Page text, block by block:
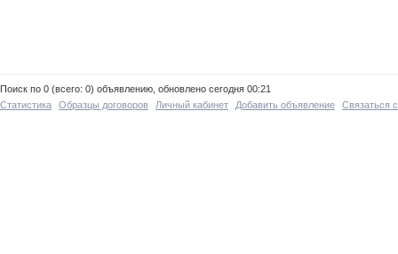
Поиск по 0 (всего: 0) объявлению, обновлено сегодня 00:21
Статистика
Образцы договоров Личный кабинет Добавить объявление Связаться